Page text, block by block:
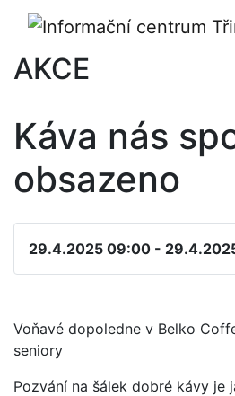
AKCE
Káva nás
obsazeno
29.4.2025 09:00 -
Voňavé dopoledne v Belko
seniory
Pozvání na šálek dobré kávy je